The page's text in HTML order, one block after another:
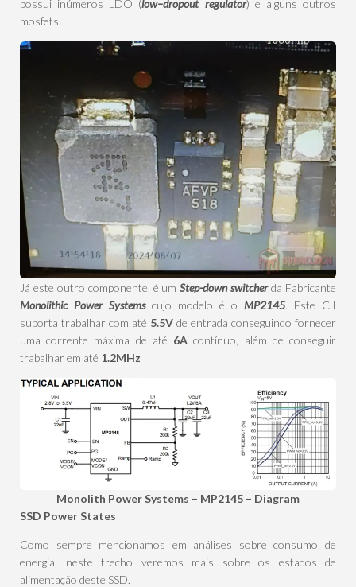
possui inúmeros LDO (low–dropoutregulator) e alguns outros
mosfets.
Já este outro componente, é umStep-down switcherda Fabricante
Monolithic Power Systemscujo modelo é o MP2145. Este C.I
suporta trabalhar com até 5.5V de entrada conseguindo fornecer
uma corrente máxima de até 6A contínuo, além de conseguir
trabalhar em até 1.2MHz
Monolith Power Systems – MP2145 – Diagram
SSD Power States
Como sempre mencionamos em análises sobre consumo de
energia, neste trecho veremos mais sobre os estados de
alimentação deste SSD.